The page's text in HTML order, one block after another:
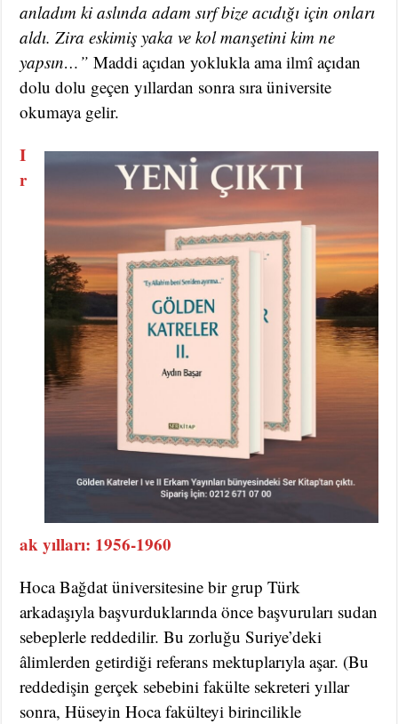
anladım ki aslında adam sırf bize acıdığı için onları
aldı. Zira eskimiş yaka ve kol manşetini kim ne
yapsın…” Maddi açıdan yoklukla ama ilmî açıdan
dolu dolu geçen yıllardan sonra sıra üniversite
okumaya gelir.
I
r
ak yılları: 1956-1960
Hoca Bağdat üniversitesine bir grup Türk
arkadaşıyla başvurduklarında önce başvuruları sudan
sebeplerle reddedilir. Bu zorluğu Suriye’deki
âlimlerden getirdiği referans mektuplarıyla aşar. (Bu
reddedişin gerçek sebebini fakülte sekreteri yıllar
sonra, Hüseyin Hoca fakülteyi birincilikle